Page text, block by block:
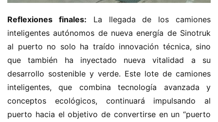
Reflexiones finales: La llegada de los camiones
inteligentes autónomos de nueva energía de Sinotruk
al puerto no solo ha traído innovación técnica, sino
que también ha inyectado nueva vitalidad a su
desarrollo sostenible y verde. Este lote de camiones
inteligentes, que combina tecnología avanzada y
conceptos ecológicos, continuará impulsando al
puerto hacia el objetivo de convertirse en un “puerto